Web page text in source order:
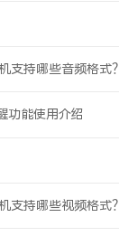
支持哪些音频格式？
功能使用介绍
支持哪些视频格式？